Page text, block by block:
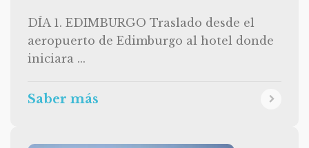
DÍA 1. EDIMBURGO Traslado desde el
aeropuerto de Edimburgo al hotel donde
iniciara ...
Saber más